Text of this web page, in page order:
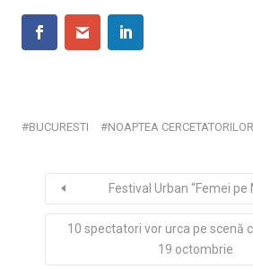
BUCURESTI NOAPTEA CERCETATORILOR
Festival Urban “Femei pe
10 spectatori vor urca pe scenă
19 octombrie